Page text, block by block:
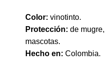
Color: vinotinto.
Protección: de
mascotas.
Hecho en: Colombia.